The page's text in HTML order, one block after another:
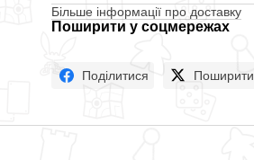
Більше інформації про доставку
Поширити у соцмережах
Поділитися Поширити